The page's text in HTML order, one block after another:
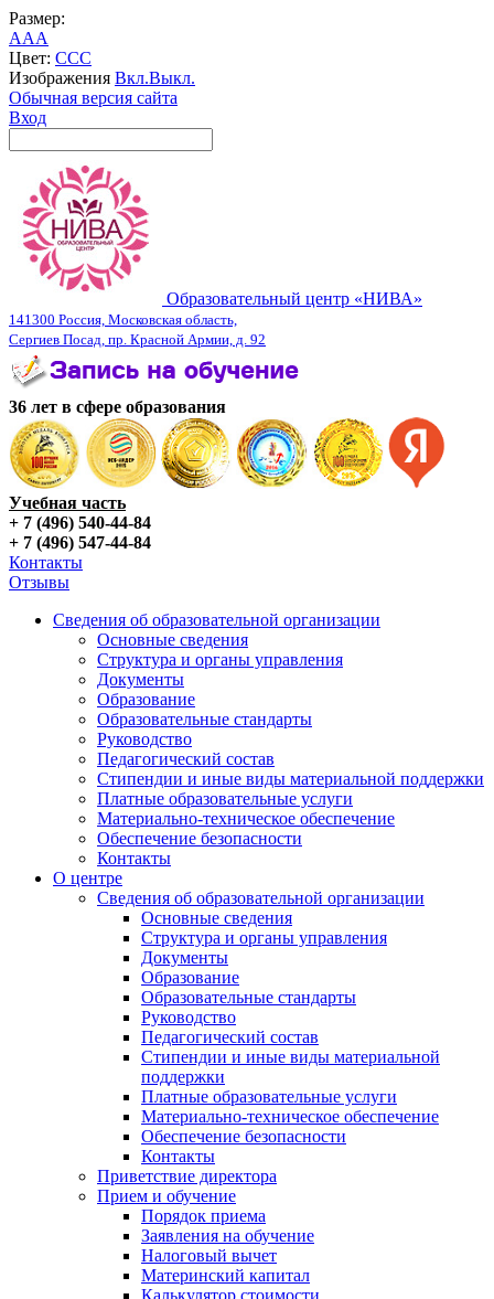
Размер:
AAA
Цвет: CCC
Изображения Вкл.Выкл.
Обычная версия сайта
Вход
Образовательный центр «НИВА»
141300 Россия, Московская область,
Сергиев Посад, пр. Красной Армии, д. 92
36 лет в сфере образования
Учебная часть
+ 7 (496) 540-44-84
+ 7 (496) 547-44-84
Контакты
Отзывы
Сведения об образовательной организации
Основные сведения
Структура и органы управления
Документы
Образование
Образовательные стандарты
Руководство
Педагогический состав
Стипендии и иные виды материальной поддержки
Платные образовательные услуги
Материально-техническое обеспечение
Обеспечение безопасности
Контакты
О центре
Сведения об образовательной организации
Основные сведения
Структура и органы управления
Документы
Образование
Образовательные стандарты
Руководство
Педагогический состав
Стипендии и иные виды материальной
поддержки
Платные образовательные услуги
Материально-техническое обеспечение
Обеспечение безопасности
Контакты
Приветствие директора
Прием и обучение
Порядок приема
Заявления на обучение
Налоговый вычет
Материнский капитал
Калькулятор стоимости